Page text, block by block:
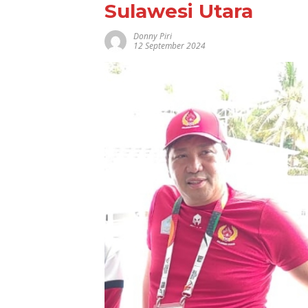
Sulawesi Utara
Donny Piri
12 September 2024